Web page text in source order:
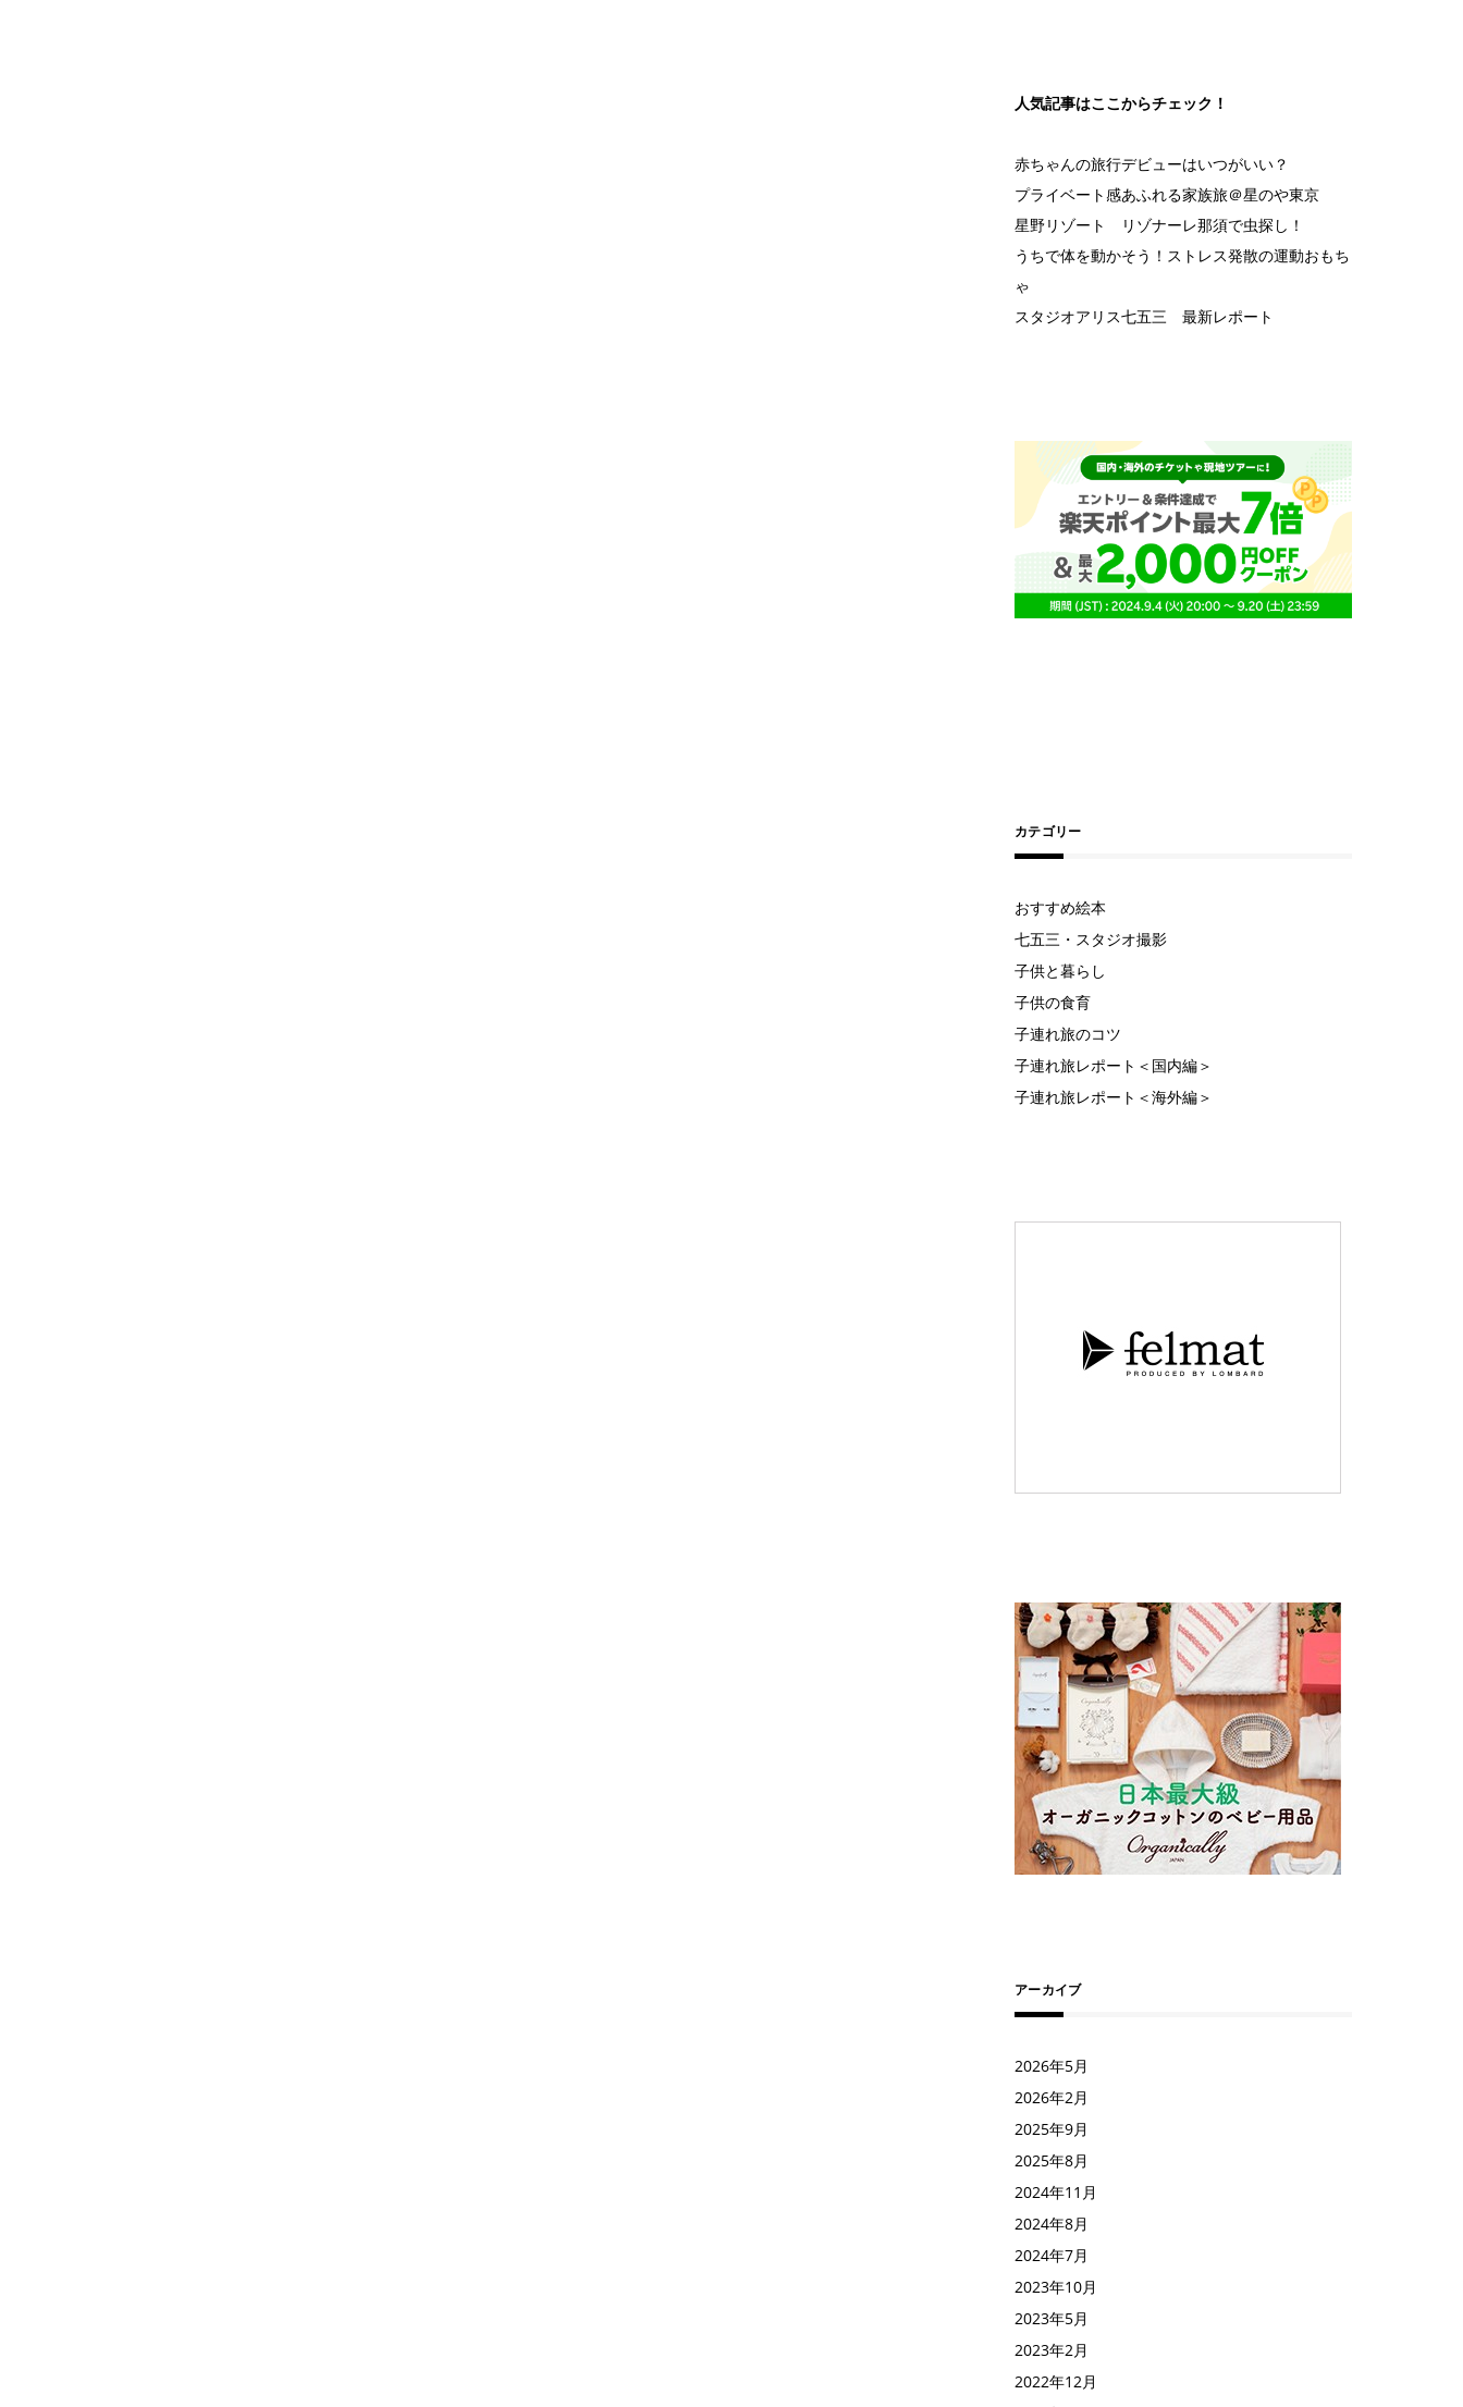
人気記事はここからチェック！
赤ちゃんの旅行デビューはいつがいい？
プライベート感あふれる家族旅＠星のや東京
星野リゾート リゾナーレ那須で虫探し！
うちで体を動かそう！ストレス発散の運動おもち
ゃ
スタジオアリス七五三 最新レポート
カテゴリー
おすすめ絵本
七五三・スタジオ撮影
子供と暮らし
子供の食育
子連れ旅のコツ
子連れ旅レポート＜国内編＞
子連れ旅レポート＜海外編＞
アーカイブ
2026年5月
2026年2月
2025年9月
2025年8月
2024年11月
2024年8月
2024年7月
2023年10月
2023年5月
2023年2月
2022年12月